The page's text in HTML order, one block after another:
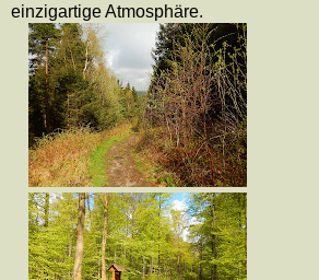
einzigartige Atmosphäre.